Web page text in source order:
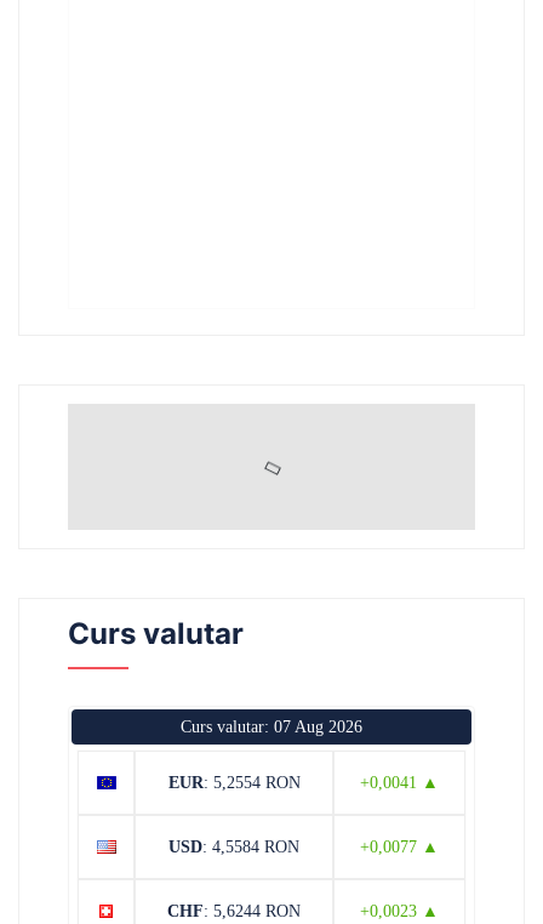
Curs valutar
Curs valutar: 07 Aug 2026
EUR: 5,2554 RON +0,0041 ▲
USD: 4,5584 RON +0,0077 ▲
CHF: 5,6244 RON +0,0023 ▲